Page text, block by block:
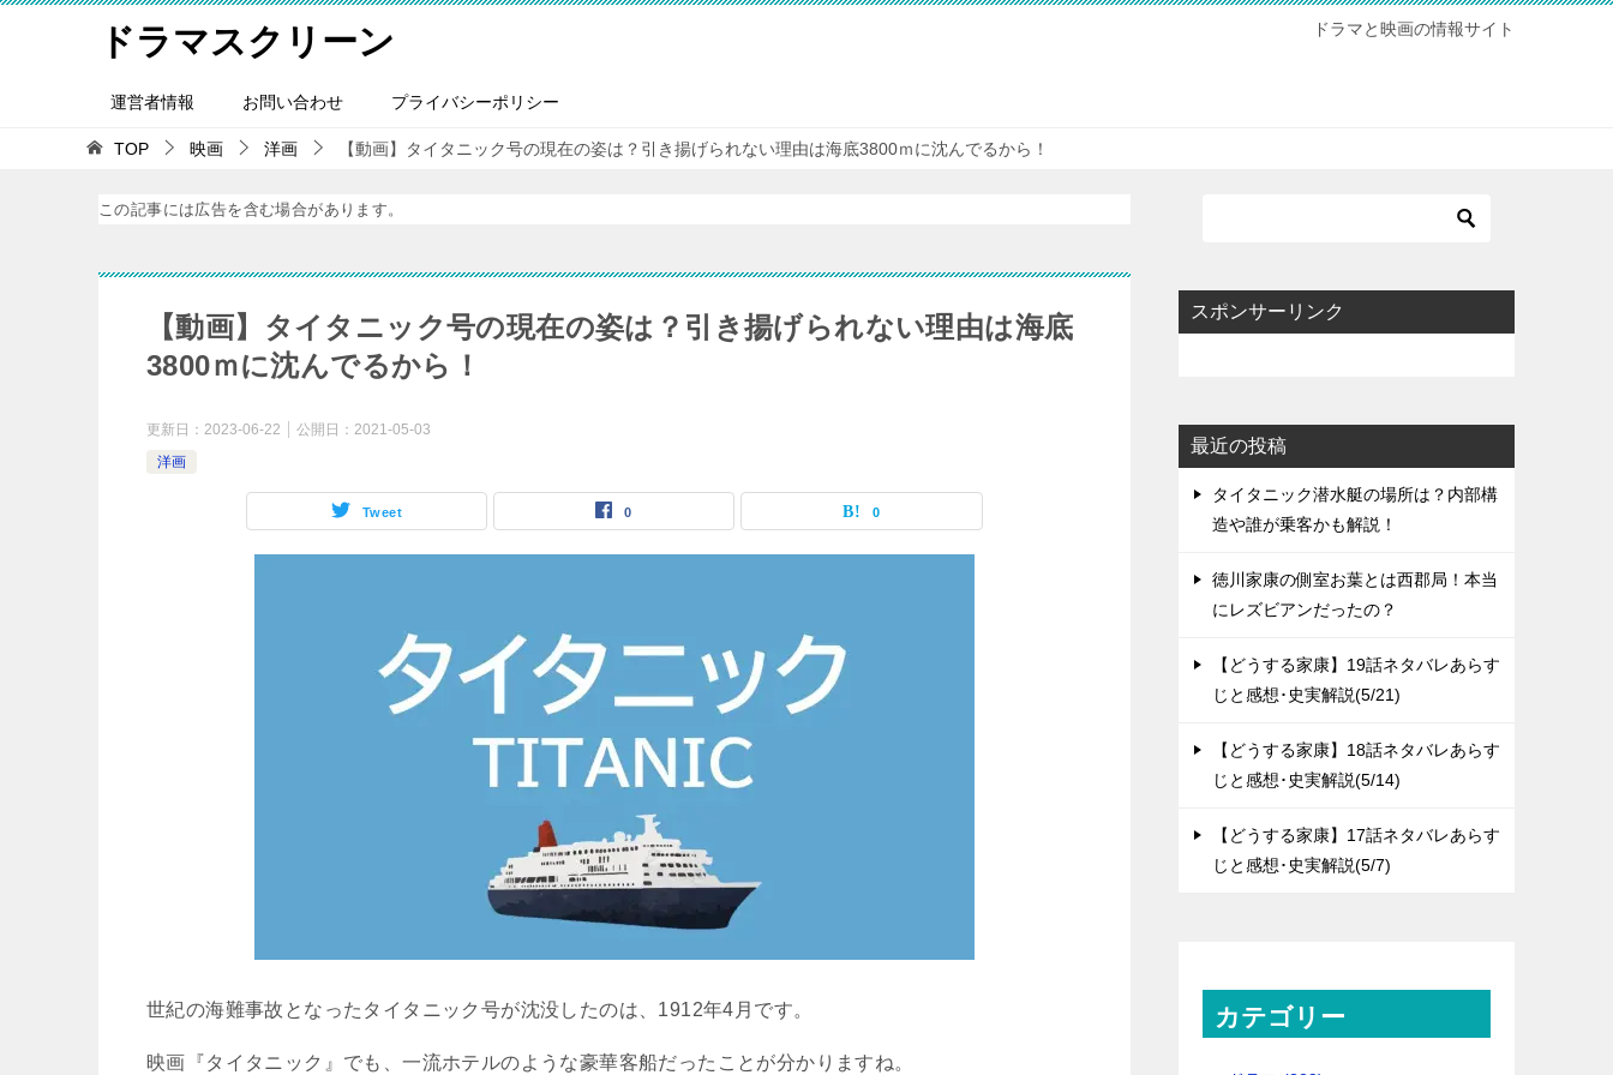
ドラマスクリーン ドラマと映画の情報サイト
運営者情報 お問い合わせ プライバシーポリシー
TOP 映画 洋画 【動画】タイタニック号の現在の姿は？引き揚げられない理由は海底3800ｍに沈んでるから！
この記事には広告を含む場合があります。
【動画】タイタニック号の現在の姿は？引き揚げられない理由は海底
3800ｍに沈んでるから！
更新日： 2023-06-22 公開日： 2021-05-03
洋画
Tweet 0 0
世紀の海難事故となったタイタニック号が沈没したのは、 1912年4 月です。
映画『タイタニック』でも、一流ホテルのような豪華客船だったことが分かりますね。
スポンサーリンク
最近の投稿
タイタニック潜水艇の場所は？内部構
造や誰が乗客かも解説！
徳川家康の側室お葉とは西郡局！本当
にレズビアンだったの？
【どうする家康】19話ネタバレあらす
じと感想･史実解説(5/21)
【どうする家康】18話ネタバレあらす
じと感想･史実解説(5/14)
【どうする家康】17話ネタバレあらす
じと感想･史実解説(5/7)
カテゴリー